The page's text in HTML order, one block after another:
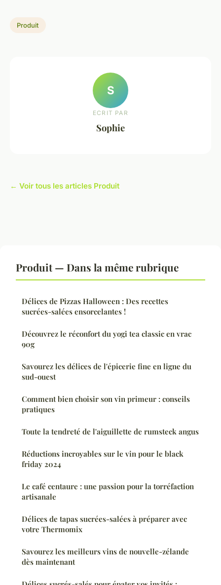
Produit
S
ECRIT PAR
Sophie
← Voir tous les articles Produit
Produit — Dans la même rubrique
Délices de Pizzas Halloween : Des recettes
sucrées-salées ensorcelantes !
Découvrez le réconfort du yogi tea classic en vrac
90g
Savourez les délices de l'épicerie fine en ligne du
sud-ouest
Comment bien choisir son vin primeur : conseils
pratiques
Toute la tendreté de l'aiguillette de rumsteck angus
Réductions incroyables sur le vin pour le black
friday 2024
Le café centaure : une passion pour la torréfaction
artisanale
Délices de tapas sucrées-salées à préparer avec
votre Thermomix
Savourez les meilleurs vins de nouvelle-zélande
dès maintenant